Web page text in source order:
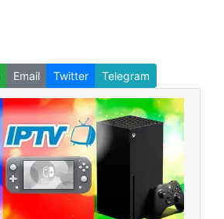
Email Twitter Telegram